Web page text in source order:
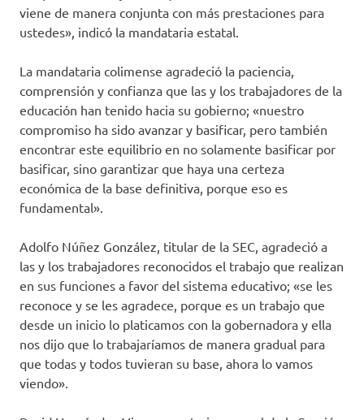
viene de manera conjunta con más prestaciones para
ustedes», indicó la mandataria estatal.
La mandataria colimense agradeció la paciencia,
comprensión y confianza que las y los trabajadores de la
educación han tenido hacia su gobierno; «nuestro
compromiso ha sido avanzar y basificar, pero también
encontrar este equilibrio en no solamente basificar por
basificar, sino garantizar que haya una certeza
económica de la base definitiva, porque eso es
fundamental».
Adolfo Núñez González, titular de la SEC, agradeció a
las y los trabajadores reconocidos el trabajo que realizan
en sus funciones a favor del sistema educativo; «se les
reconoce y se les agradece, porque es un trabajo que
desde un inicio lo platicamos con la gobernadora y ella
nos dijo que lo trabajaríamos de manera gradual para
que todas y todos tuvieran su base, ahora lo vamos
viendo».